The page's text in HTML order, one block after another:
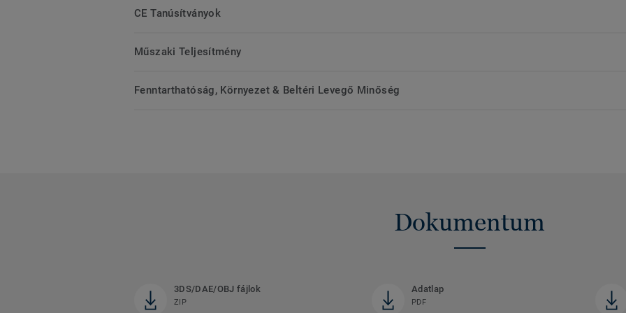
CE Tanúsítványok
Műszaki Teljesítmény
Fenntarthatóság, Környezet & Beltéri Levegő Minőség
Dokumentum
3DS/DAE/OBJ fájlok
ZIP
Adatlap
PDF